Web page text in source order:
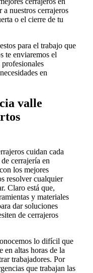
a nuestros cerrajeros
o el cierre de tu
para el trabajo que
te enviaremos el
profesionales
en
valle
cuidan cada
cerrajería en
los mejores
resolver cualquier
Claro está que,
y materiales
dar soluciones
de cerrajeros
lo difícil que
en altas horas de la
trabajadores. Por
que trabajan las